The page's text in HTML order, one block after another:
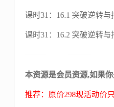
课时31：16.1 突破逆转
课时31：16.2 突破逆转
本资源是会员资源,如果你
推荐：原价298现活动价